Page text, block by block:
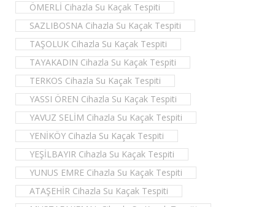
ÖMERLİ Cihazla Su Kaçak Tespiti
SAZLIBOSNA Cihazla Su Kaçak Tespiti
TAŞOLUK Cihazla Su Kaçak Tespiti
TAYAKADIN Cihazla Su Kaçak Tespiti
TERKOS Cihazla Su Kaçak Tespiti
YASSI ÖREN Cihazla Su Kaçak Tespiti
YAVUZ SELİM Cihazla Su Kaçak Tespiti
YENİKÖY Cihazla Su Kaçak Tespiti
YEŞİLBAYIR Cihazla Su Kaçak Tespiti
YUNUS EMRE Cihazla Su Kaçak Tespiti
ATAŞEHİR Cihazla Su Kaçak Tespiti